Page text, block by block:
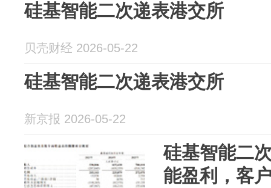
硅基智能二次递表港交所
贝壳财经 2026-05-22
硅基智能二次递表港交所
新京报 2026-05-22
硅基智能二
能盈利，客